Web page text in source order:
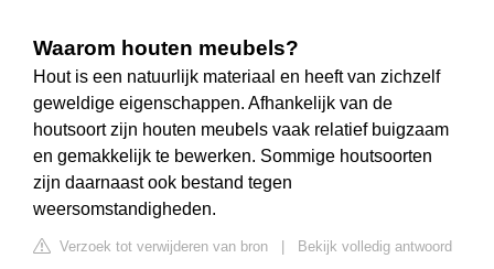
Waarom houten meubels?
Hout is een natuurlijk materiaal en heeft van zichzelf
geweldige eigenschappen. Afhankelijk van de
houtsoort zijn houten meubels vaak relatief buigzaam
en gemakkelijk te bewerken. Sommige houtsoorten
zijn daarnaast ook bestand tegen
weersomstandigheden.
Verzoek tot verwijderen van bron
Bekijk volledig antwoord